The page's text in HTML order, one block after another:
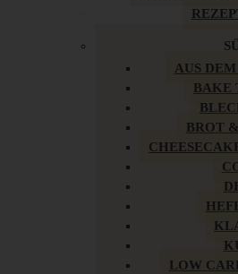
AUS
BAKE
BROT
LOW